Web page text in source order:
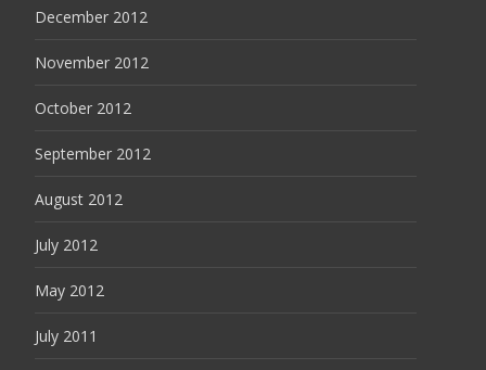
December 2012
November 2012
October 2012
September 2012
August 2012
July 2012
May 2012
July 2011